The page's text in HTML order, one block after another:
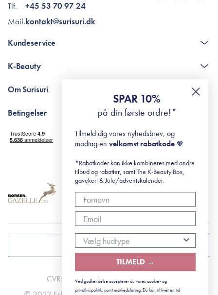
Tlf.
Mail.
+45 53 70 97 24
kontakt@surisuri.dk
Kundeservice
The K-Beauty Box - spørgsmål og svar
RE-ZIP
K-Beauty
Retinol for begyndere
surisuri's mini guide til rosacea
Om Surisuri
Black Friday
Betingelser
Levering og returnering
Handelsbetingelser
Abonnementsbetingelser
DANMARK
CVR: 41492252
SPAR 10%
på din første ordre!*
Tilmeld dig vores nyhedsbrev, og
modtag en velkomst rabatkode 💖
*Rabatkoder kan ikke kombineres med andre
tilbud og rabatter, samt The K-Beauty Box,
gavekort & Jule/adventskalender.
TILMELD →
Ved godkendelse accepterer du vores cookie- og
privatlivspolitik, samt markedsføring. Du kan til hver en tid